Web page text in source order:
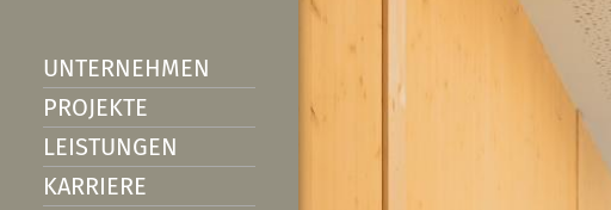
UNTERNEHMEN
PROJEKTE
LEISTUNGEN
KARRIERE